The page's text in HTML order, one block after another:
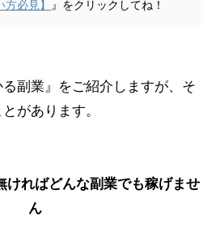
必見】
』をクリックしてね！
副業』をご紹介しますが、そ
があります。
ければどんな副業でも稼げませ
ん